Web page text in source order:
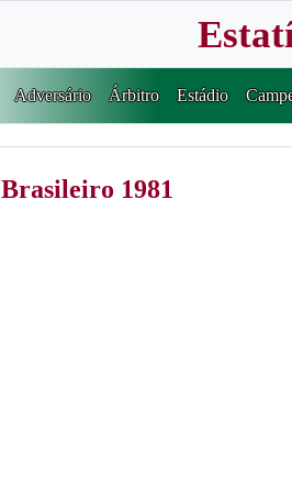
Adversário Árbitro Estádio
Brasileiro 1981